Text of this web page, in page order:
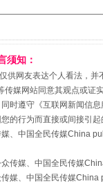
刚被判无期
须知：
供网友表达个人看法，
媒网站同意其观点或证
时遵守《互联网新闻信
的行为而直接或间接引起
、中国全民传媒China
传媒、中国全民传媒
媒、中国全民传媒